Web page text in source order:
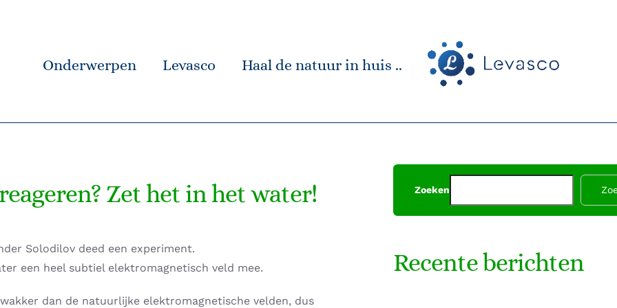
Onderwerpen Levasco Haal de natuur in huis ..
Zet het in het water!
Solodilov deed een experiment.
een heel subtiel elektromagnetisch veld mee.
dan de natuurlijke elektromagnetische velden, dus
Zoeken
Recente berichten